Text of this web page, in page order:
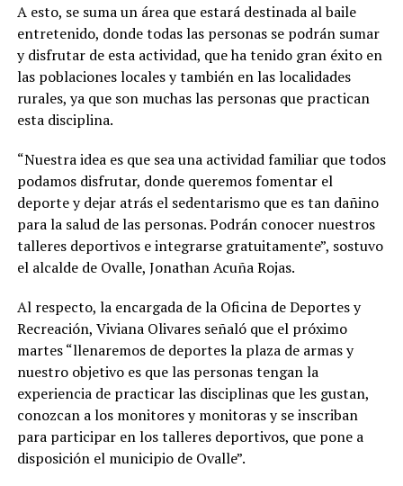
A esto, se suma un área que estará destinada al baile
entretenido, donde todas las personas se podrán sumar
y disfrutar de esta actividad, que ha tenido gran éxito en
las poblaciones locales y también en las localidades
rurales, ya que son muchas las personas que practican
esta disciplina.
“Nuestra idea es que sea una actividad familiar que todos
podamos disfrutar, donde queremos fomentar el
deporte y dejar atrás el sedentarismo que es tan dañino
para la salud de las personas. Podrán conocer nuestros
talleres deportivos e integrarse gratuitamente”, sostuvo
el alcalde de Ovalle, Jonathan Acuña Rojas.
Al respecto, la encargada de la Oficina de Deportes y
Recreación, Viviana Olivares señaló que el próximo
martes “llenaremos de deportes la plaza de armas y
nuestro objetivo es que las personas tengan la
experiencia de practicar las disciplinas que les gustan,
conozcan a los monitores y monitoras y se inscriban
para participar en los talleres deportivos, que pone a
disposición el municipio de Ovalle”.